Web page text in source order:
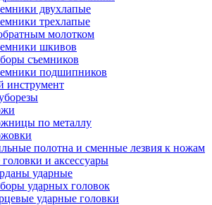
двухлапые
трехлапые
молотком
шкивов
съемников
подшипников
инструмент
по металлу
полотна и сменные лезвия к ножам
и аксессуары
ударные
ударных головок
ударные головки